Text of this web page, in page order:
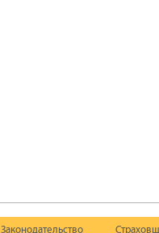
Законодательство